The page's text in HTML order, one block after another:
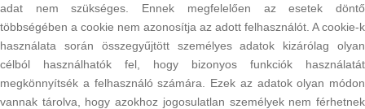
adat nem szükséges. Ennek megfelelően az esetek döntő
többségében a cookie nem azonosítja az adott felhasználót. A cookie-k
használata során összegyűjtött személyes adatok kizárólag olyan
célból használhatók fel, hogy bizonyos funkciók használatát
megkönnyítsék a felhasználó számára. Ezek az adatok olyan módon
vannak tárolva, hogy azokhoz jogosulatlan személyek nem férhetnek